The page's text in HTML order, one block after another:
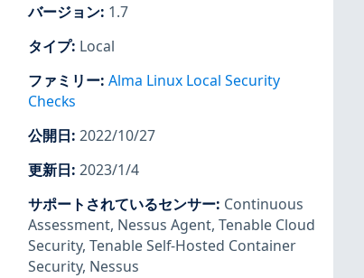
バージョン: 1.7
タイプ: Local
ファミリー: Alma Linux Local Security
Checks
公開日: 2022/10/27
更新日: 2023/1/4
サポートされているセンサー: Continuous
Assessment, Nessus Agent, Tenable Cloud
Security, Tenable Self-Hosted Container
Security, Nessus